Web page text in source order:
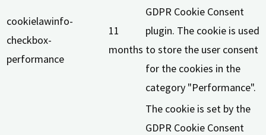
cookielawinfo-
checkbox-
performance
11
months
GDPR Cookie Consent
plugin. The cookie is used
to store the user consent
for the cookies in the
category "Performance".
The cookie is set by the
GDPR Cookie Consent